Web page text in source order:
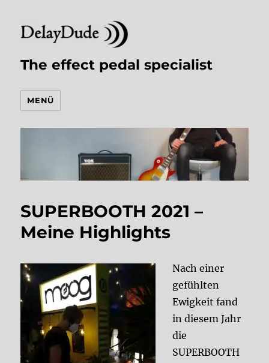
The effect pedal specialist
MENÜ
SUPERBOOTH 2021 –
Meine Highlights
Nach einer
gefühlten
Ewigkeit fand
in diesem Jahr
die
SUPERBOOTH